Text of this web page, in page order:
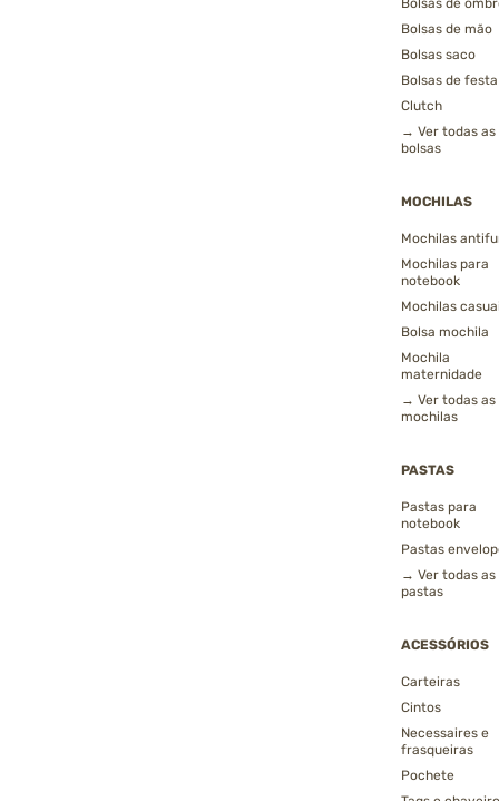
Bolsas de
Bolsas de mão
Bolsas saco
Bolsas de festa
Clutch
→ Ver todas as
bolsas
MOCHILAS
Mochilas
Mochilas para
notebook
Mochilas
Bolsa mochila
Mochila
maternidade
→ Ver todas as
mochilas
PASTAS
Pastas para
notebook
Pastas
→ Ver todas as
pastas
ACESSÓRIOS
Carteiras
Cintos
Necessaires e
frasqueiras
Pochete